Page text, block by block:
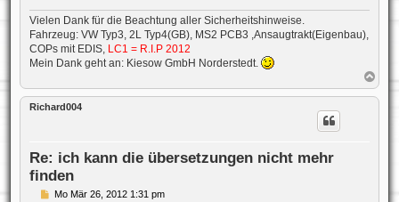
Vielen Dank für die Beachtung aller Sicherheitshinweise.
Fahrzeug: VW Typ3, 2L Typ4(GB), MS2 PCB3 ,Ansaugtrakt(Eigenbau),
COPs mit EDIS, LC1 = R.I.P 2012
Mein Dank geht an: Kiesow GmbH Norderstedt.
a
c
Richard004
Re: ich kann die übersetzungen nicht mehr
finden
BMo Mär 26, 2012 1:31 pm